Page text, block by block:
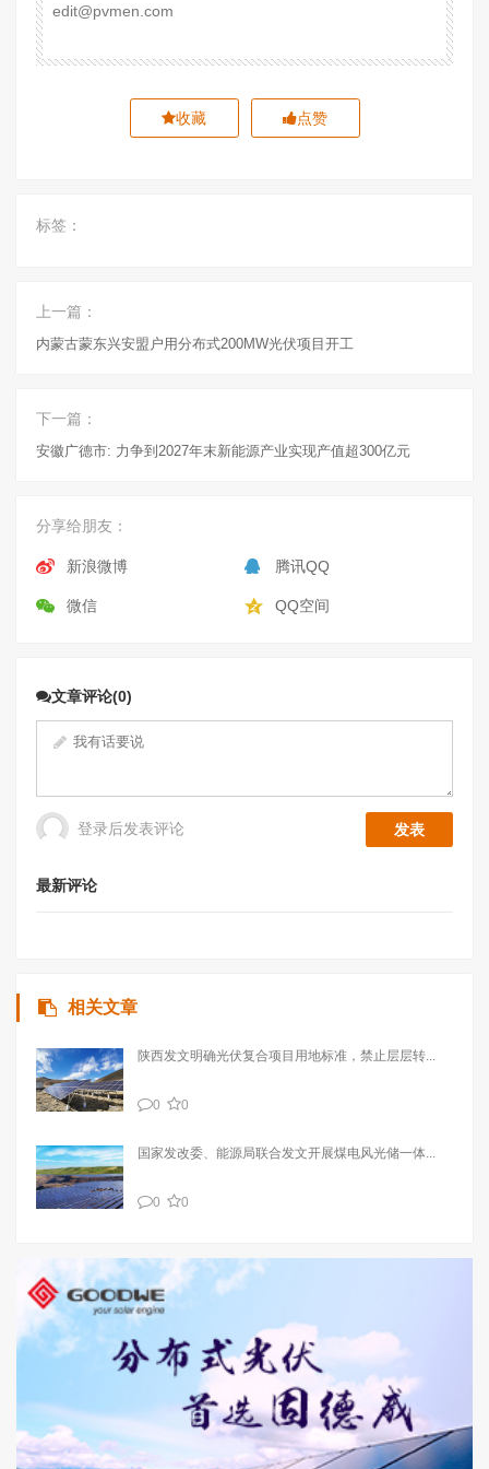
edit@pvmen.com
收藏 点赞
标签：
上一篇：
内蒙古蒙东兴安盟户用分布式200MW光伏项目开工
下一篇：
安徽广德市: 力争到2027年末新能源产业实现产值超300亿元
分享给朋友：
新浪微博 腾讯QQ
微信 QQ空间
文章评论(0)
登录后发表评论
最新评论
相关文章
陕西发文明确光伏复合项目用地标准，禁止层层转...
0 0
国家发改委、能源局联合发文开展煤电风光储一体...
0 0